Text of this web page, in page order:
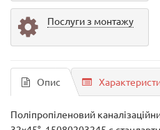
Послуги з монтажу
Опис
Поліпропіленовий